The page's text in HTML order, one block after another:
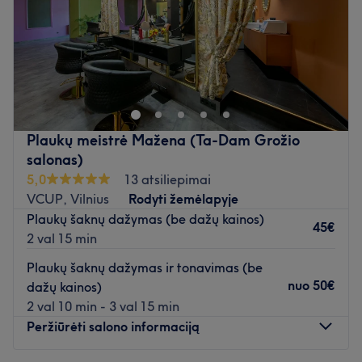
Sekmadienis
09:00
Grožio ir estetikos centras įsikūręs viešbutyje „Radisson
Blu”, Konstitucijos pr. 20. Salone atliekami kirpimai,
kosmetologinės procedūros, masažai,
pedikiūras/manikiūras.
Salone dirba profesionalūs, ilgametę patirtį sukaupę
specialistai. Vis Unitos darbuotojai orientuojasi į
aukščiausią teikiamų paslaugų kokybę, tad visuomet
maksimaliai rūpinasi klientų nepriekaištinga išvaizda ir
puikia savijauta. taip pat čia rasite profesionalios
kosmetikos "Maria Galland", Derma Series, Jean Darcel
bei Davines parduotuvę.
Atidaryti salono profilį
Plaukų meistrė Mažena (Ta-Dam Grožio
salonas)
5,0
13 atsiliepimai
VCUP, Vilnius
Rodyti žemėlapyje
Plaukų šaknų dažymas (be dažų kainos)
2 val 15 min
45€
Plaukų šaknų dažymas ir tonavimas (be
dažų kainos)
2 val 10 min - 3 val 15 min
nuo 50€
Peržiūrėti salono informaciją